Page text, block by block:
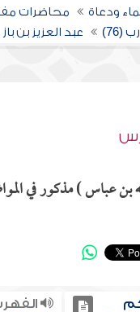
ودعاة
محاضرات
(76)
عبد العزيز بن باز
بن عباس ) مذكور في